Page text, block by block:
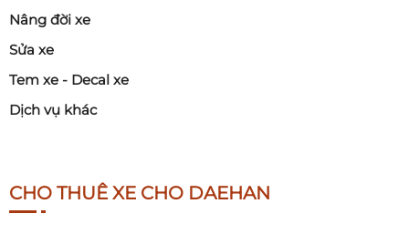
Nâng đời xe
Sửa xe
Tem xe - Decal xe
Dịch vụ khác
CHO THUÊ XE CHO DAEHAN